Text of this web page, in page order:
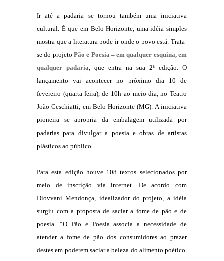
Ir até a padaria se tornou também uma iniciativa
cultural. É que em Belo Horizonte, uma idéia simples
mostra que a literatura pode ir onde o povo está. Trata-
se do projeto Pão e Poesia – em qualquer esquina, em
qualquer padaria, que entra na sua 2ª edição. O
lançamento vai acontecer no próximo dia 10 de
fevereiro (quarta-feira), de 10h ao meio-dia, no Teatro
João Ceschiatti, em Belo Horizonte (MG). A iniciativa
pioneira se apropria da embalagem utilizada por
padarias para divulgar a poesia e obras de artistas
plásticos ao público.
Para esta edição houve 108 textos selecionados por
meio de inscrição via internet. De acordo com
Diovvani Mendonça, idealizador do projeto, a idéia
surgiu com a proposta de saciar a fome de pão e de
poesia. “O Pão e Poesia associa a necessidade de
atender a fome de pão dos consumidores ao prazer
destes em poderem saciar a beleza do alimento poético.